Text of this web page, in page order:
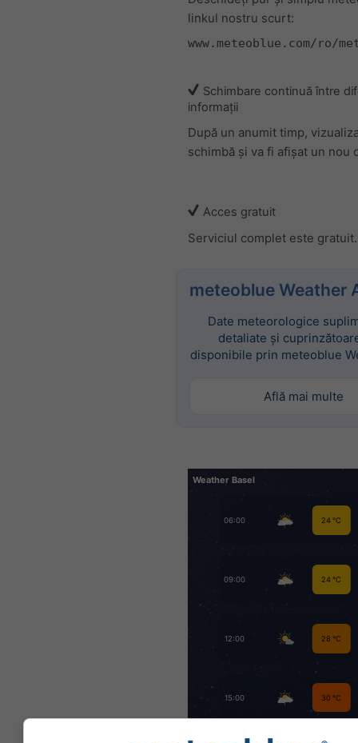
linkul nostru scurt:
www.meteoblue.com/ro/
Schimbare continuă între
informații
După un anumit timp,
schimbă și va fi afișat un nou
Acces gratuit
Serviciul complet este gratuit.
meteoblue Weather
Date meteorologice
detaliate și
disponibile prin meteoblue
Află mai multe